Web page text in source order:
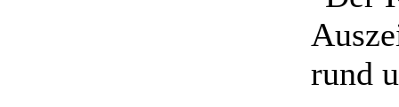
rund